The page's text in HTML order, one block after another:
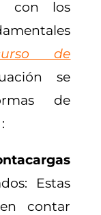
con los
de
se
de
Estas
contar